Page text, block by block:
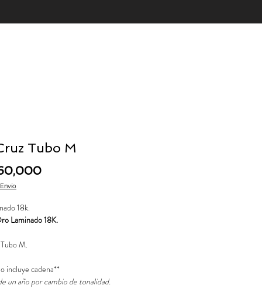
Tubo M
Price
18k.
Laminado 18K.
M.
incluye cadena**
un año por cambio de tonalidad.